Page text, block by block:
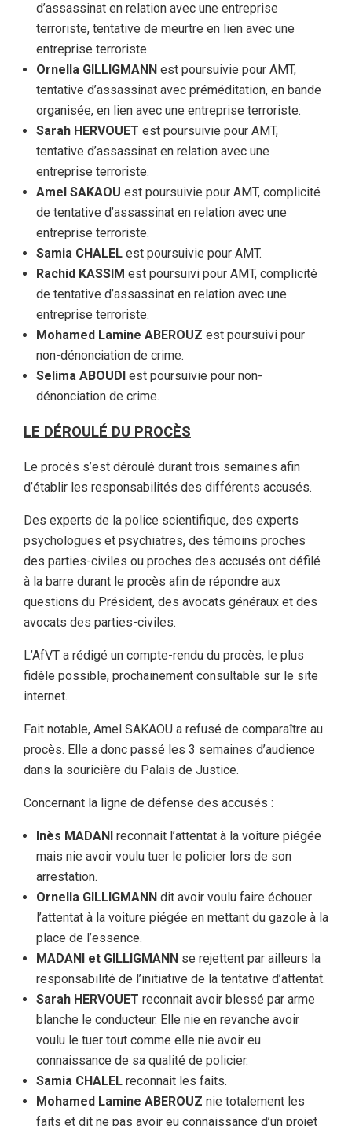
d’assassinat en relation avec une entreprise
terroriste, tentative de meurtre en lien avec une
entreprise terroriste.
Ornella GILLIGMANN est poursuivie pour AMT,
tentative d’assassinat avec préméditation, en bande
organisée, en lien avec une entreprise terroriste.
Sarah HERVOUET est poursuivie pour AMT,
tentative d’assassinat en relation avec une
entreprise terroriste.
Amel SAKAOU est poursuivie pour AMT, complicité
de tentative d’assassinat en relation avec une
entreprise terroriste.
Samia CHALEL est poursuivie pour AMT.
Rachid KASSIM est poursuivi pour AMT, complicité
de tentative d’assassinat en relation avec une
entreprise terroriste.
Mohamed Lamine ABEROUZ est poursuivi pour
non-dénonciation de crime.
Selima ABOUDI est poursuivie pour non-
dénonciation de crime.
LE DÉROULÉ DU PROCÈS
Le procès s’est déroulé durant trois semaines afin
d’établir les responsabilités des différents accusés.
Des experts de la police scientifique, des experts
psychologues et psychiatres, des témoins proches
des parties-civiles ou proches des accusés ont défilé
à la barre durant le procès afin de répondre aux
questions du Président, des avocats généraux et des
avocats des parties-civiles.
L’AfVT a rédigé un compte-rendu du procès, le plus
fidèle possible, prochainement consultable sur le site
internet.
Fait notable, Amel SAKAOU a refusé de comparaître au
procès. Elle a donc passé les 3 semaines d’audience
dans la souricière du Palais de Justice.
Concernant la ligne de défense des accusés :
Inès MADANI reconnait l’attentat à la voiture piégée
mais nie avoir voulu tuer le policier lors de son
arrestation.
Ornella GILLIGMANN dit avoir voulu faire échouer
l’attentat à la voiture piégée en mettant du gazole à la
place de l’essence.
MADANI et GILLIGMANN se rejettent par ailleurs la
responsabilité de l’initiative de la tentative d’attentat.
Sarah HERVOUET reconnait avoir blessé par arme
blanche le conducteur. Elle nie en revanche avoir
voulu le tuer tout comme elle nie avoir eu
connaissance de sa qualité de policier.
Samia CHALEL reconnait les faits.
Mohamed Lamine ABEROUZ nie totalement les
faits et dit ne pas avoir eu connaissance d’un projet